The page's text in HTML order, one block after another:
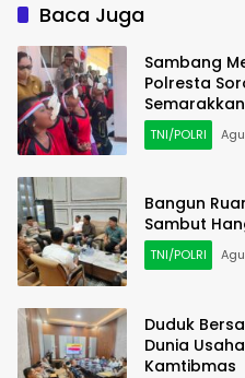
Baca Juga
Sambang
Polresta
Semarakkan
TNI/POLRI
Bangun
Sambut
TNI/POLRI
Duduk
Dunia
Kamtibmas